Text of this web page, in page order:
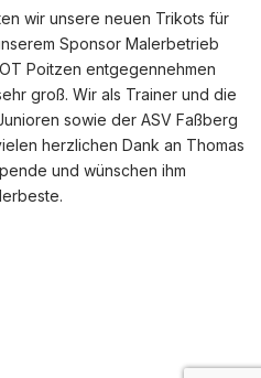
wir unsere neuen Trikots für
Sponsor Malerbetrieb
Poitzen entgegennehmen
groß. Wir als Trainer und die
sowie der ASV Faßberg
herzlichen Dank an Thomas
und wünschen ihm